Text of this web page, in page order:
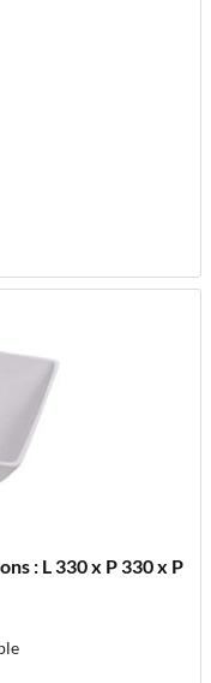
: L 330 x P 330 x P